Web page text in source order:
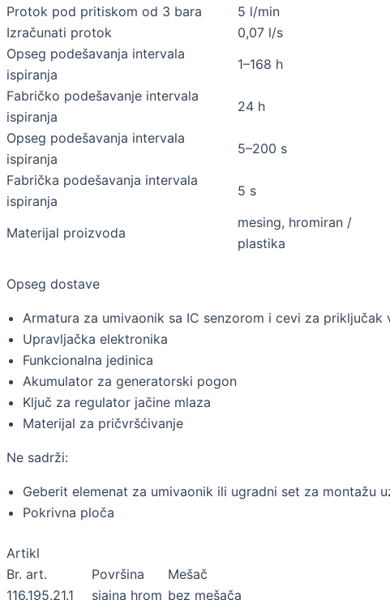
Protok pod pritiskom od 3 bara
5 l/min
Izračunati protok
0,07 l/s
Opseg podešavanja intervala
ispiranja
1–168 h
Fabričko podešavanje intervala
ispiranja
24 h
Opseg podešavanja intervala
ispiranja
5–200 s
Fabrička podešavanja intervala
ispiranja
5 s
Materijal proizvoda
mesing, hromiran /
plastika
Opseg dostave
Armatura za umivaonik sa IC senzorom i cevi za priključak
Upravljačka elektronika
Funkcionalna jedinica
Akumulator za generatorski pogon
Ključ za regulator jačine mlaza
Materijal za pričvršćivanje
Ne sadrži:
Geberit elemenat za umivaonik ili ugradni set za montažu
Pokrivna ploča
Artikl
Br. art.
Površina
Mešač
116.195.21.1
sjajna hrom bez mešača